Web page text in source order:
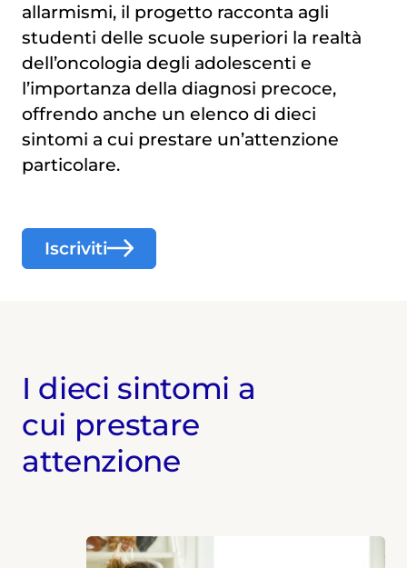
allarmismi, il progetto racconta agli
studenti delle scuole superiori la realtà
dell’oncologia degli adolescenti e
l’importanza della diagnosi precoce,
offrendo anche un elenco di dieci
sintomi a cui prestare un’attenzione
particolare.
Iscriviti
I dieci sintomi a
cui prestare
attenzione